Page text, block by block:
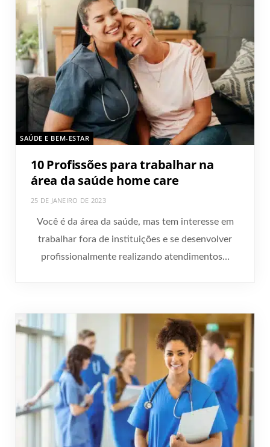
SAÚDE E BEM-ESTAR
10 Profissões para trabalhar na
área da saúde home care
25 DE JANEIRO DE 2023
Você é da área da saúde, mas tem interesse em
trabalhar fora de instituições e se desenvolver
profissionalmente realizando atendimentos…